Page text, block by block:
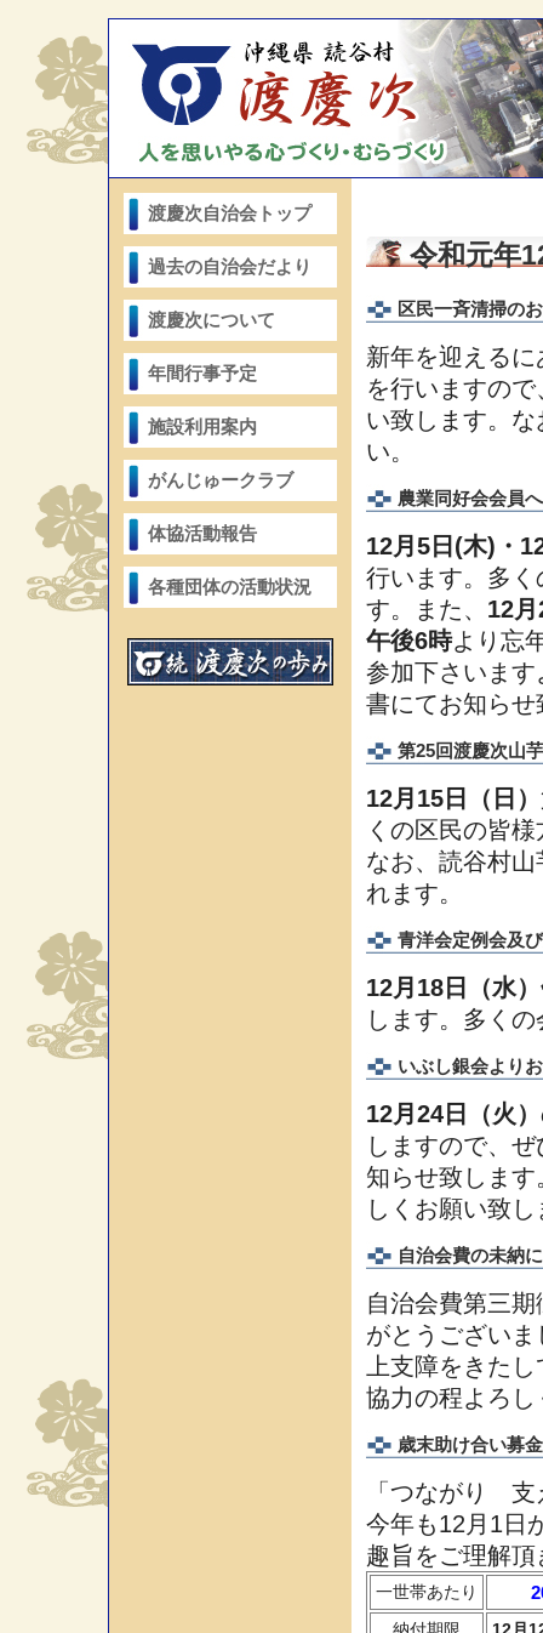
渡慶次自治会トップ
過去の自治会だより
渡慶次について
年間行事予定
施設利用案内
がんじゅークラブ
体協活動報告
各種団体の活動状況
令和元年
区民一斉清掃の
新年を迎えるに
を行いますの
い致します。
い。
農業同好会会員
12月5日(木)・
行います。多
す。また、 12
午後6時より忘
参加下さいま
書にてお知らせ
第25回渡慶次山
12月15日（日）
くの区民の皆
なお、読谷村
れます。
青洋会定例会及
12月18日（水
します。多く
いぶし銀会より
12月24日（火）
しますので、
知らせ致しま
しくお願い致
自治会費の未納
自治会費第三
がとうござい
上支障をきた
協力の程よろ
歳末助け合い募
「つながり
今年も12月1日
趣旨をご理解
一世帯あたり